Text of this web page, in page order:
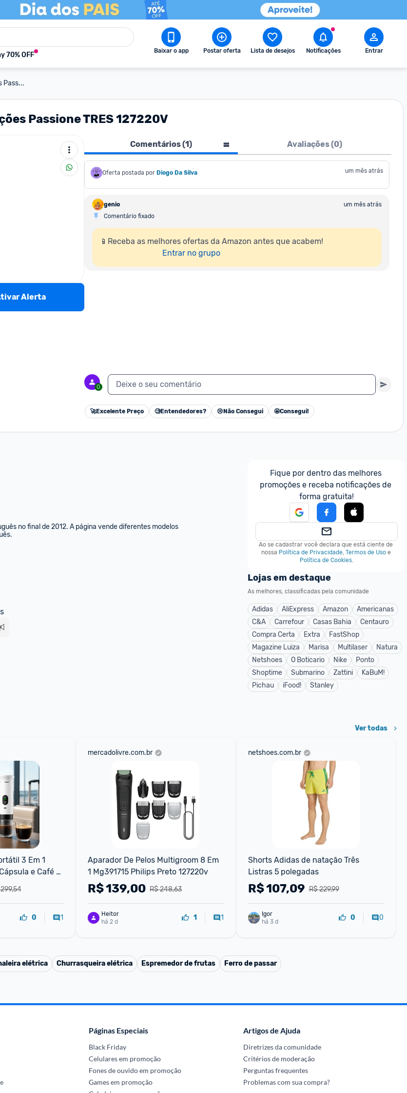
70% OFF Baixar o app Postar oferta Lista de desejos Notificações Entrar
Pass...
Passione TRES 127220V
Alerta
Comentários (1) Avaliações (0)
Oferta postada por Diogo Da Silva um mês atrás
genio
um mês atrás
Comentário fixado
📱Receba as melhores ofertas da Amazon antes que acabem!
Entrar no grupo
0 Deixe o seu comentário
🚀Excelente Preço 🧐Entendedores? 😢 Não Consegui 🤩Consegui!
no final de 2012. A página vende diferentes modelos
Fique por dentro das melhores
promoções e receba notificações de
forma gratuita!
Ao se cadastrar você declara que está ciente de
nossa Política de Privacidade, Termos de Uso e
Política de Cookies.
Lojas em destaque
As melhores, classificadas pela comunidade
Adidas AliExpress Amazon
Americanas
C&A
Carrefour Casas Bahia
Centauro
Compra Certa
Extra
FastShop
Magazine Luiza
Marisa Multilaser
Natura
Netshoes
O Boticario Nike
Ponto
Shoptime
Submarino Zattini
KaBuM!
Pichau
iFood! Stanley
Ver todas
3 Em 1
e Café
0 1
mercadolivre.com.br
Aparador De Pelos Multigroom 8 Em
1 Mg391715 Philips Preto 127220v
R$ 248,63
R$139,00
Heitor
há 2 d
1 1
netshoes.com.br
Shorts Adidas de natação Três
Listras 5 polegadas
R$ 229,99
R$107,09
Igor
há 3 d
0 0
elétrica Churrasqueira elétrica Espremedor de frutas Ferro de passar
Páginas Especiais
Black Friday
Celulares em promoção
Fones de ouvido em promoção
Games em promoção
Artigos de Ajuda
Diretrizes da comunidade
Critérios de moderação
Perguntas frequentes
Problemas com sua compra?